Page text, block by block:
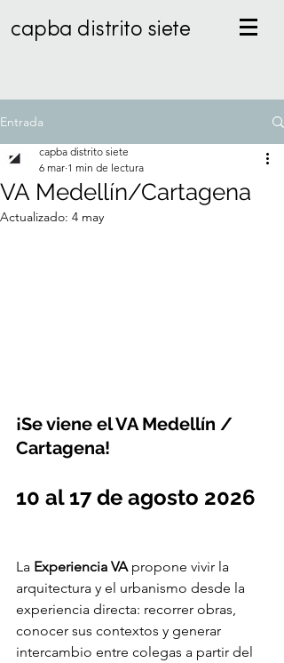
capba distrito siete
Entrada
VA Medellín/Cartagena
capba distrito siete
6 mar 1 min de lectura
Actualizado: 4 may
¡Se viene el VA Medellín /
Cartagena!
10 al 17 de agosto 2026
La Experiencia VA propone vivir la
arquitectura y el urbanismo desde la
experiencia directa: recorrer obras,
conocer sus contextos y generar
intercambio entre colegas a partir del